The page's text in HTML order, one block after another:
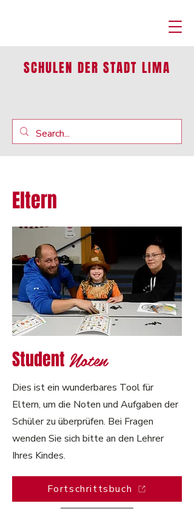
SCHULEN DER STADT LIMA
Eltern
StudentNoten
Dies ist ein wunderbares Tool für
Eltern, um die Noten und Aufgaben der
Schüler zu überprüfen. Bei Fragen
wenden Sie sich bitte an den Lehrer
Ihres Kindes.
Fortschrittsbuch